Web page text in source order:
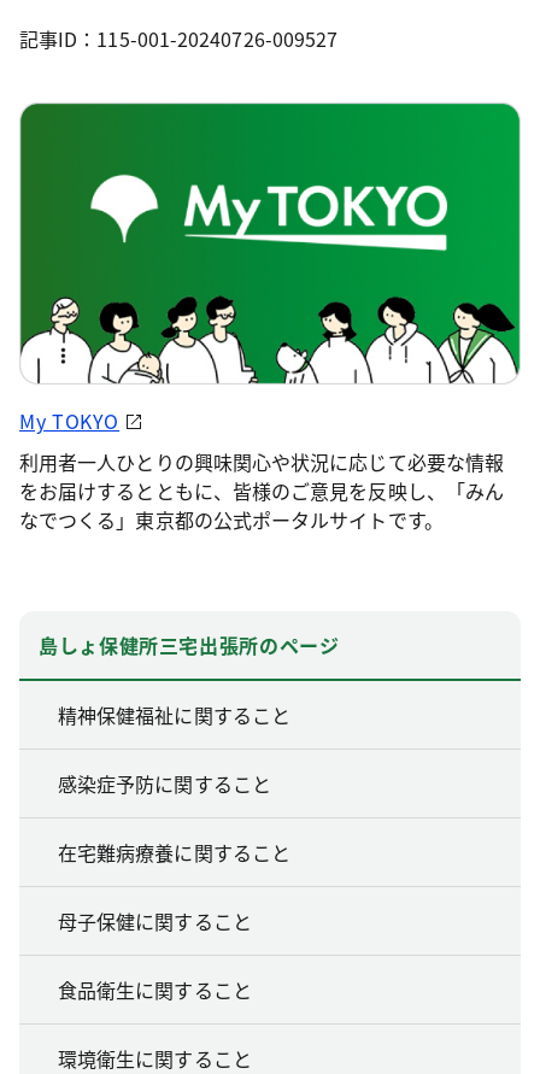
記事ID：115-001-20240726-009527
My TOKYO
利用者一人ひとりの興味関心や状況に応じて必要な情報
をお届けするとともに、皆様のご意見を反映し、「みん
なでつくる」東京都の公式ポータルサイトです。
島しょ保健所三宅出張所のページ
精神保健福祉に関すること
感染症予防に関すること
在宅難病療養に関すること
母子保健に関すること
食品衛生に関すること
環境衛生に関すること